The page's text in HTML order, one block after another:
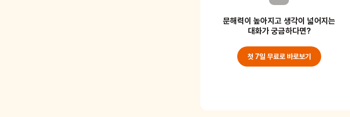
사자는 무서운데, 자신은 특별한 능력이
하나도 없는
문해력이 높아지고 생각이 넓어지는
대화가 궁금하다면?
첫 7일 무료로 바로보기